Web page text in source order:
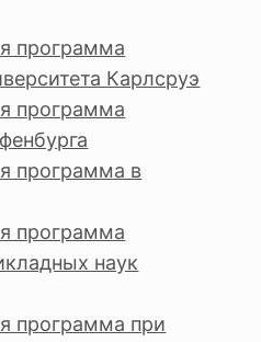
программа
Карлсруэ
программа
программа в
программа
наук
программа при